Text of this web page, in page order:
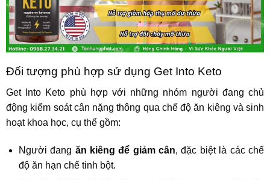
Đối tượng phù hợp sử dụng Get Into Keto
Get Into Keto phù hợp với những nhóm người đang chủ
động kiểm soát cân nặng thông qua chế độ ăn kiêng và sinh
hoạt khoa học, cụ thể gồm:
Người đang ăn kiêng để giảm cân, đặc biệt là các chế
độ ăn hạn chế tinh bột.